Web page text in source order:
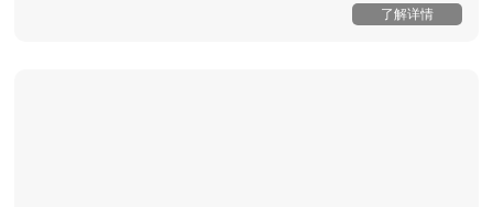
了解详情